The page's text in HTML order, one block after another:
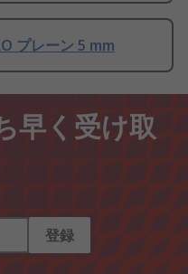
プレーン 5 mm
早く受け取
登録